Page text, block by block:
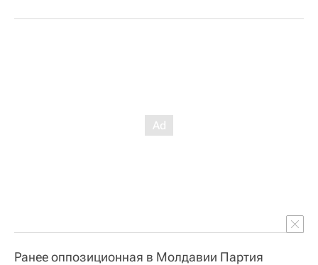
Ранее оппозиционная в Молдавии Партия